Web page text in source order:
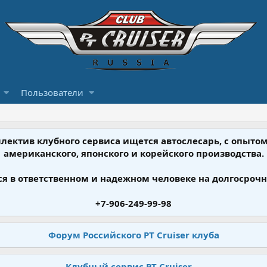
Пользователи
клубного сервиса ищется автослесарь, с
американского, японского и корейского производства.
в ответственном и надежном человеке на
+7-906-249-99-98
Форум Российского PT Cruiser клуба